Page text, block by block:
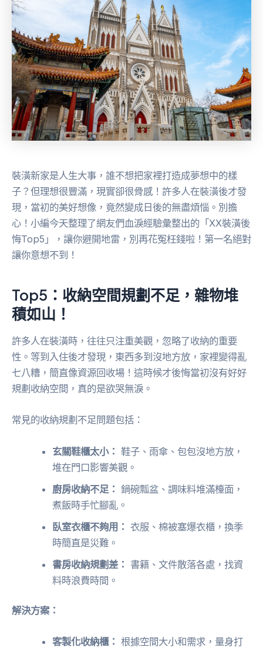
裝潢新家是人生大事，誰不想把家裡打造成夢想中的樣
子？但理想很豐滿，現實卻很骨感！許多人在裝潢後才發
現，當初的美好想像，竟然變成日後的無盡煩惱。別擔
心！小編今天整理了網友們血淚經驗彙整出的「XX裝潢後
悔Top5」，讓你避開地雷，別再花冤枉錢啦！第一名絕對
讓你意想不到！
Top5：收納空間規劃不足，雜物堆
積如山！
許多人在裝潢時，往往只注重美觀，忽略了收納的重要
性。等到入住後才發現，東西多到沒地方放，家裡變得亂
七八糟，簡直像資源回收場！這時候才後悔當初沒有好好
規劃收納空間，真的是欲哭無淚。
常見的收納規劃不足問題包括：
玄關鞋櫃太小： 鞋子、雨傘、包包沒地方放，
堆在門口影響美觀。
廚房收納不足： 鍋碗瓢盆、調味料堆滿檯面，
煮飯時手忙腳亂。
臥室衣櫃不夠用： 衣服、棉被塞爆衣櫃，換季
時簡直是災難。
書房收納規劃差： 書籍、文件散落各處，找資
料時浪費時間。
解決方案：
客製化收納櫃： 根據空間大小和需求，量身打